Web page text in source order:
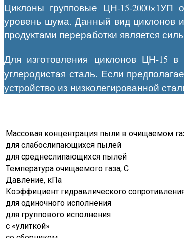
Циклоны групповые ЦН-15-2000×1УП
уровень шума. Данный вид циклонов
продуктами переработки является
Для изготовления циклонов ЦН-15
углеродистая сталь. Если
устройство из низколегированной
Массовая концентрация пыли в очищаемом
для слабослипающихся пылей
для среднеслипающихся пылей
Температура очищаемого газа, С
Давление, кПа
Коэффициент гидравлического
для одиночного исполнения
для группового исполнения
с «улиткой»